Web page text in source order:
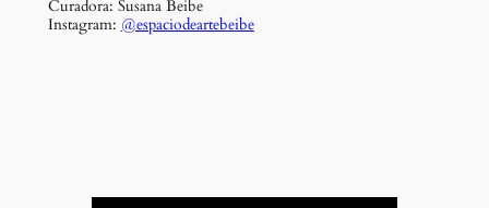
Curadora: Susana Beibe
Instagram: @espaciodeartebeibe